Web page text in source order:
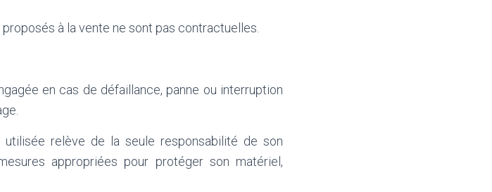
à la vente ne sont pas contractuelles.
en cas de défaillance, panne ou interruption
relève de la seule responsabilité de son
appropriées pour protéger son matériel,